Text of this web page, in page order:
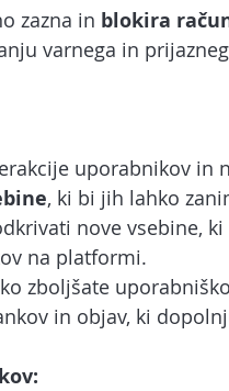
zazna in blokira
varnega in
uporabnikov in
, ki bi jih lahko
nove vsebine,
na platformi.
zboljšate
in objav, ki